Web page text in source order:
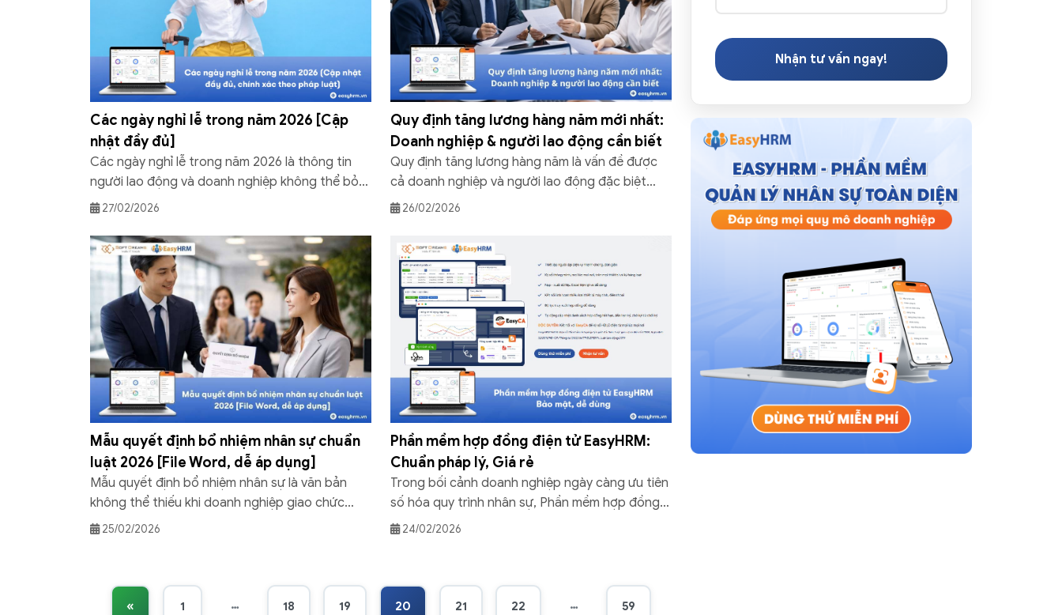
Các ngày nghỉ lễ trong năm 2026 [Cập
nhật đầy đủ]
Các ngày nghỉ lễ trong năm 2026 là thông tin
người lao động và doanh nghiệp không thể bỏ
qua để chủ động kế hoạch làm việc, du lịch và
hưởng nguyên lương, nghỉ lễ rơi vào thứ mấy, có
được nghỉ bù không? Bài viết […]
27/02/2026
Quy định tăng lương hàng năm mới nhất:
Doanh nghiệp & người lao động cần biết
Quy định tăng lương hàng năm là vấn đề được
cả doanh nghiệp và người lao động đặc biệt
quan tâm trong quá trình quản trị nhân sự và
luật về tăng lương giúp doanh nghiệp xây dựng
chính sách phù hợp, đồng thời giúp […]
26/02/2026
Mẫu quyết định bổ nhiệm nhân sự chuẩn
luật 2026 [File Word, dễ áp dụng]
Mẫu quyết định bổ nhiệm nhân sự là văn bản
không thể thiếu khi doanh nghiệp giao chức
danh, quyền hạn cho người lao động. Việc sử
viết dưới đây Phần mềm quản trị […]
25/02/2026
Phần mềm hợp đồng điện tử EasyHRM:
Chuẩn pháp lý, Giá rẻ
Trong bối cảnh doanh nghiệp ngày càng ưu tiên
số hóa quy trình nhân sự, Phần mềm hợp đồng
điện tử EasyHRM trở thành giải pháp tối ưu giúp
tích hợp quy trình ký […]
24/02/2026
« 1 … 18 19 20 21 22 … 59
Nhận tư vấn ngay!